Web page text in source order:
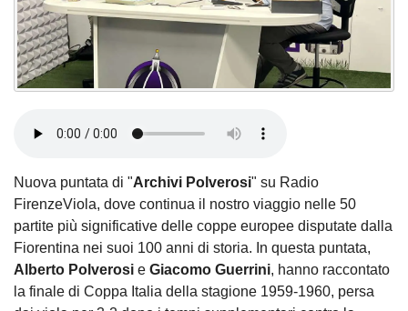
Nuova puntata di "Archivi Polverosi" su Radio
FirenzeViola, dove continua il nostro viaggio nelle 50
partite più significative delle coppe europee disputate dalla
Fiorentina nei suoi 100 anni di storia. In questa puntata,
Alberto Polverosi e Giacomo Guerrini, hanno raccontato
la finale di Coppa Italia della stagione 1959-1960, persa